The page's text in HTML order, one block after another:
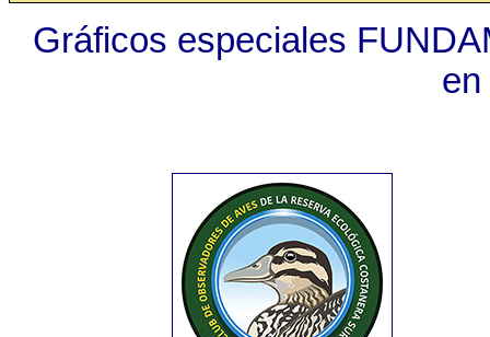
Gráficos especiales